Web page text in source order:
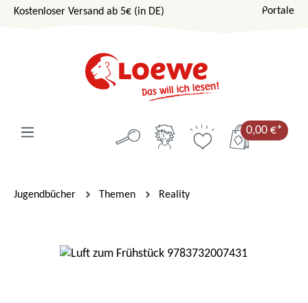
Zum Hauptinhalt springen
Kostenloser Versand ab 5€ (in DE) Portale
0,00 €*
Jugendbücher Themen Reality
Bildergalerie überspringen